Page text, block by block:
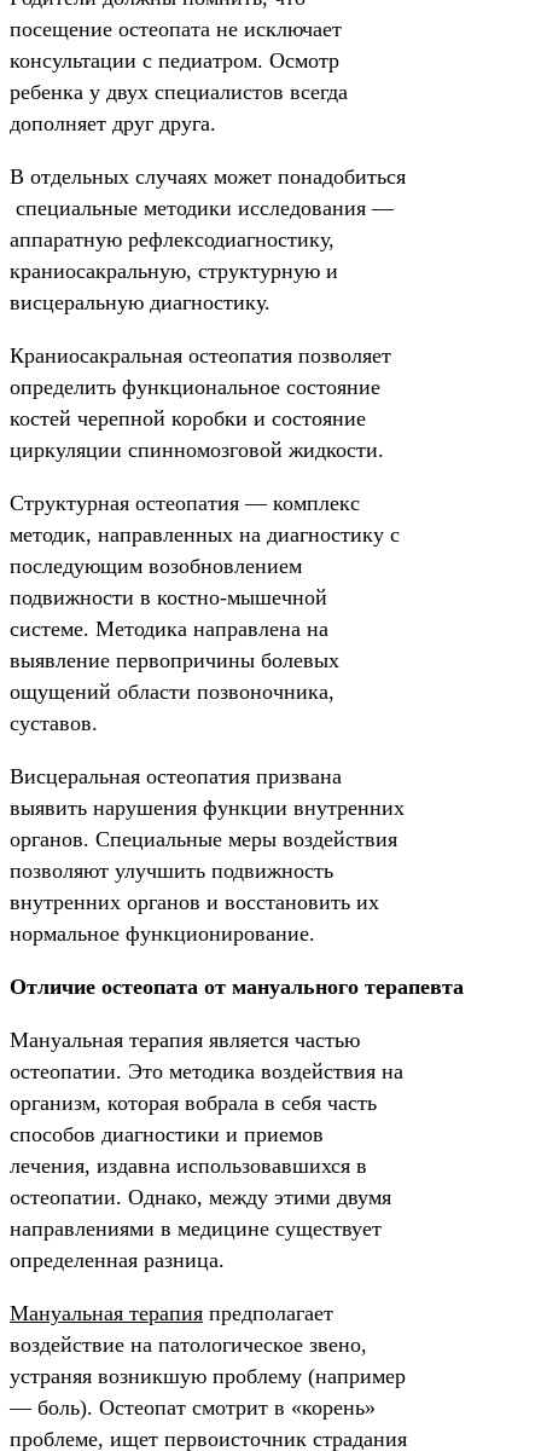
посещение остеопата не исключает
консультации с педиатром. Осмотр
ребенка у двух специалистов всегда
дополняет друг друга.
В отдельных случаях может понадобиться
специальные методики исследования —
аппаратную рефлексодиагностику,
краниосакральную, структурную и
висцеральную диагностику.
Краниосакральная остеопатия позволяет
определить функциональное состояние
костей черепной коробки и состояние
циркуляции спинномозговой жидкости.
Структурная остеопатия — комплекс
методик, направленных на диагностику с
последующим возобновлением
подвижности в костно-мышечной
системе. Методика направлена на
выявление первопричины болевых
ощущений области позвоночника,
суставов.
Висцеральная остеопатия призвана
выявить нарушения функции внутренних
органов. Специальные меры воздействия
позволяют улучшить подвижность
внутренних органов и восстановить их
нормальное функционирование.
Отличие остеопата от мануального терапевта
Мануальная терапия является частью
остеопатии. Это методика воздействия на
организм, которая вобрала в себя часть
способов диагностики и приемов
лечения, издавна использовавшихся в
остеопатии. Однако, между этими двумя
направлениями в медицине существует
определенная разница.
Мануальная терапия предполагает
воздействие на патологическое звено,
устраняя возникшую проблему (например
— боль). Остеопат смотрит в «корень»
проблеме, ищет первоисточник страдания